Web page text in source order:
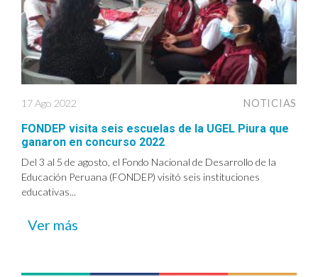
17 Ago 2022 NOTICIAS
FONDEP visita seis escuelas de la UGEL Piura que
ganaron en concurso 2022
Del 3 al 5 de agosto, el Fondo Nacional de Desarrollo de la
Educación Peruana (FONDEP) visitó seis instituciones
educativas...
Ver más